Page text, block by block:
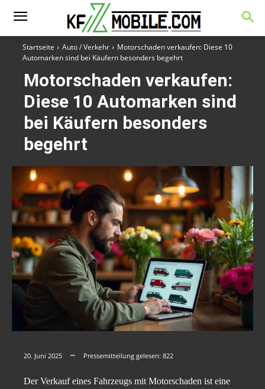
Startseite Auto / Verkehr
Motorschaden verkaufen: Diese 10
Automarken sind bei Käufern besonders begehrt
Motorschaden verkaufen:
Diese 10 Automarken sind
bei Käufern besonders
begehrt
20. Juni 2025 Pressemitteilung gelesen: 822
Der Verkauf eines Fahrzeugs mit Motorschaden ist eine